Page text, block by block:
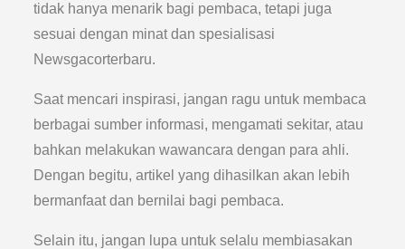
tidak hanya menarik bagi pembaca, tetapi juga
sesuai dengan minat dan spesialisasi
Newsgacorterbaru.
Saat mencari inspirasi, jangan ragu untuk membaca
berbagai sumber informasi, mengamati sekitar, atau
bahkan melakukan wawancara dengan para ahli.
Dengan begitu, artikel yang dihasilkan akan lebih
bermanfaat dan bernilai bagi pembaca.
Selain itu, jangan lupa untuk selalu membiasakan